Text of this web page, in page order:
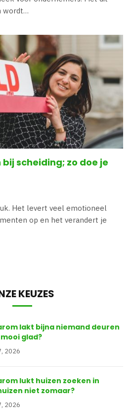
wordt…
scheiding; zo doe je
Het levert veel emotioneel
op en het verandert je
KEUZES
lakt bijna niemand deuren
glad?
2026
lukt huizen zoeken in
niet zomaar?
2026